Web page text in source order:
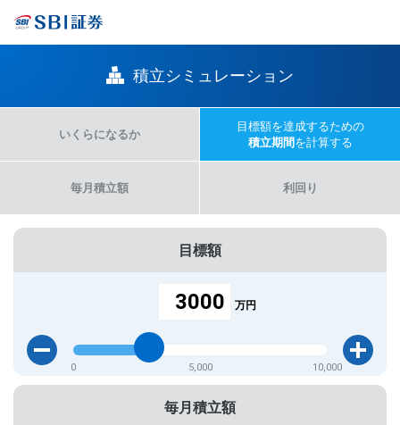
積立シミュレーション
いくらになるか
目標額を達成するための
積立期間を計算する
毎月積立額 利回り
目標額
万円
0 5,000 10,000
毎月積立額